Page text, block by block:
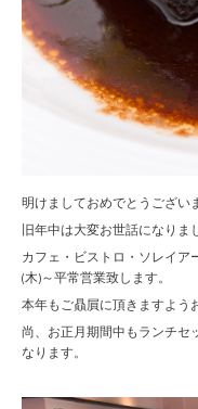
明けましておめでとうござい
旧年中は大変お世話になりま
カフェ・ビストロ・ソレイア
(木)～平常営業致します。
本年もご贔屓に頂きますよう
尚、お正月期間中もランチセ
なります。